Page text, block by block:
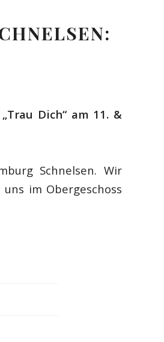
Dich“ am 11. &
Schnelsen. Wir
im Obergeschoss